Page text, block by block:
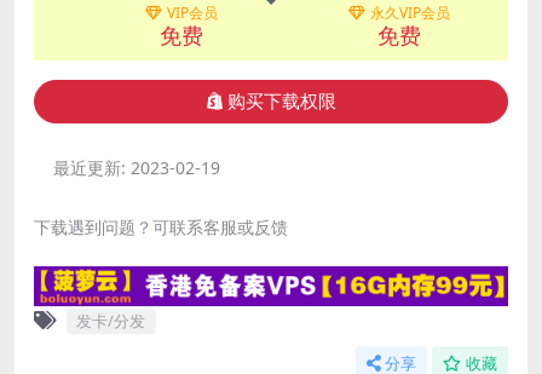
VIP会员
免费
永久VIP会员
免费
购买下载权限
最近更新: 2023-02-19
下载遇到问题？可联系客服或反馈
发卡/分发
分享 收藏